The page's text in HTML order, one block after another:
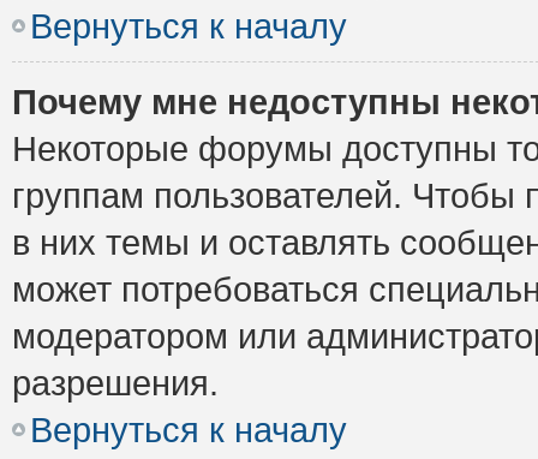
Вернуться к началу
Почему мне недоступны
Некоторые форумы доступны
группам пользователей. Чтобы
в них темы и оставлять
может потребоваться
модератором или
разрешения.
Вернуться к началу